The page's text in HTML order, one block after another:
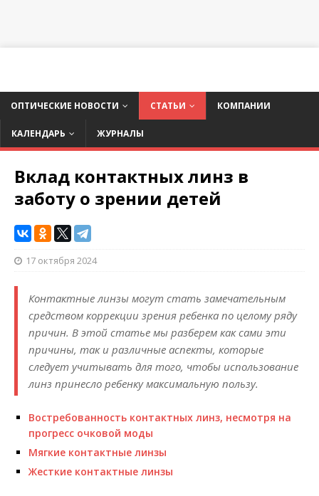
ОПТИЧЕСКИЕ НОВОСТИ СТАТЬИ КОМПАНИИ
КАЛЕНДАРЬ ЖУРНАЛЫ
Вклад контактных линз в
заботу о зрении детей
17 октября 2024
Контактные линзы могут стать замечательным
средством коррекции зрения ребенка по целому ряду
причин. В этой статье мы разберем как сами эти
причины, так и различные аспекты, которые
следует учитывать для того, чтобы использование
линз принесло ребенку максимальную пользу.
Востребованность контактных линз, несмотря на
прогресс очковой моды
Мягкие контактные линзы
Жесткие контактные линзы